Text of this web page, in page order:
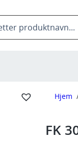
Hjem
FK